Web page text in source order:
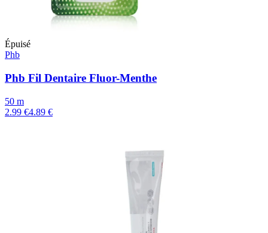
Épuisé
Phb
Phb Fil Dentaire Fluor-Menthe
50 m
2.99 €4.89 €